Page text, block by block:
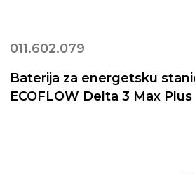
011.602.079
Baterija za energetsku
ECOFLOW Delta 3 Max Plus